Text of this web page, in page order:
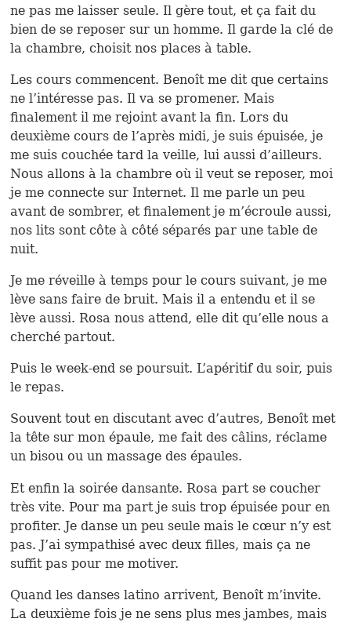
ne pas me laisser seule. Il gère tout, et ça fait du
bien de se reposer sur un homme. Il garde la clé de
la chambre, choisit nos places à table.
Les cours commencent. Benoît me dit que certains
ne l’intéresse pas. Il va se promener. Mais
finalement il me rejoint avant la fin. Lors du
deuxième cours de l’après midi, je suis épuisée, je
me suis couchée tard la veille, lui aussi d’ailleurs.
Nous allons à la chambre où il veut se reposer, moi
je me connecte sur Internet. Il me parle un peu
avant de sombrer, et finalement je m’écroule aussi,
nos lits sont côte à côté séparés par une table de
nuit.
Je me réveille à temps pour le cours suivant, je me
lève sans faire de bruit. Mais il a entendu et il se
lève aussi. Rosa nous attend, elle dit qu’elle nous a
cherché partout.
Puis le week-end se poursuit. L’apéritif du soir, puis
le repas.
Souvent tout en discutant avec d’autres, Benoît met
la tête sur mon épaule, me fait des câlins, réclame
un bisou ou un massage des épaules.
Et enfin la soirée dansante. Rosa part se coucher
très vite. Pour ma part je suis trop épuisée pour en
profiter. Je danse un peu seule mais le cœur n’y est
pas. J’ai sympathisé avec deux filles, mais ça ne
suffit pas pour me motiver.
Quand les danses latino arrivent, Benoît m’invite.
La deuxième fois je ne sens plus mes jambes, mais